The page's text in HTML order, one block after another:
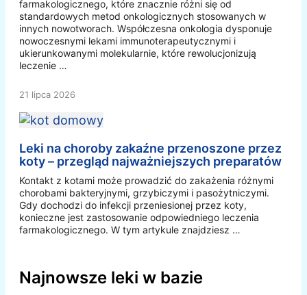
farmakologicznego, które znacznie różni się od
standardowych metod onkologicznych stosowanych w
innych nowotworach. Współczesna onkologia dysponuje
nowoczesnymi lekami immunoterapeutycznymi i
ukierunkowanymi molekularnie, które rewolucjonizują
leczenie …
21 lipca 2026
Leki na choroby zakaźne przenoszone przez
koty – przegląd najważniejszych preparatów
Kontakt z kotami może prowadzić do zakażenia różnymi
chorobami bakteryjnymi, grzybiczymi i pasożytniczymi.
Gdy dochodzi do infekcji przeniesionej przez koty,
konieczne jest zastosowanie odpowiedniego leczenia
farmakologicznego. W tym artykule znajdziesz …
Najnowsze leki w bazie